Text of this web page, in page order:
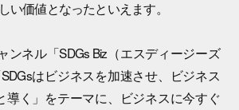
い価値となったといえます。
ンネル「SDGs Biz（エスディージーズ
はビジネスを加速させ、ビジネス
導く」をテーマに、ビジネスに今すぐ